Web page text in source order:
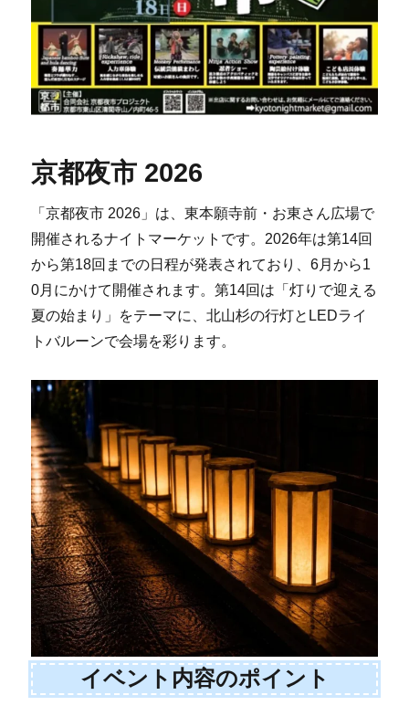
京都夜市 2026
「京都夜市 2026」は、東本願寺前・お東さん広場で
開催されるナイトマーケットです。2026年は第14回
から第18回までの日程が発表されており、6月から1
0月にかけて開催されます。第14回は「灯りで迎える
夏の始まり」をテーマに、北山杉の行灯とLEDライ
トバルーンで会場を彩ります。
イベント内容のポイント